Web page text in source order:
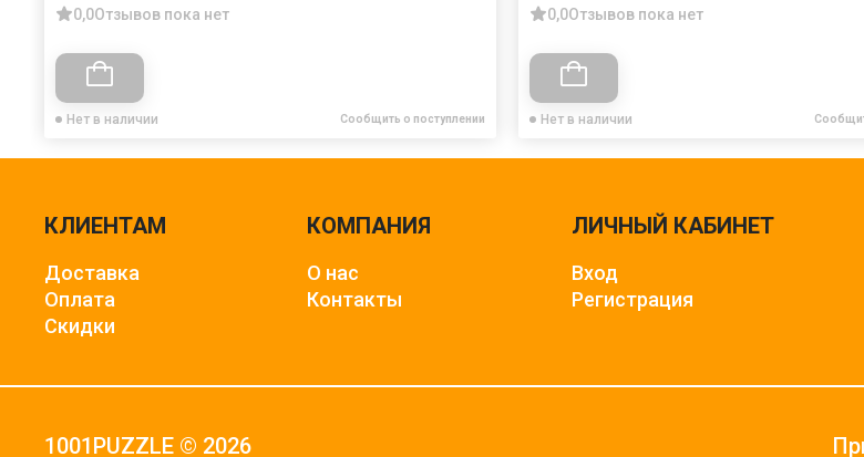
0,0Отзывов пока нет
Нет в наличии Сообщить о поступлении
0,0Отзывов пока нет
Нет в наличии
КЛИЕНТАМ
Доставка
Оплата
Скидки
КОМПАНИЯ
О нас
Контакты
ЛИЧНЫЙ КАБИНЕТ
Вход
Регистрация
1001PUZZLE © 2026